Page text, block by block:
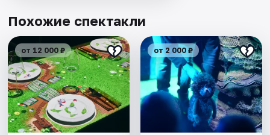
Похожие спектакли
от 12 000 ₽ от 2 000 ₽